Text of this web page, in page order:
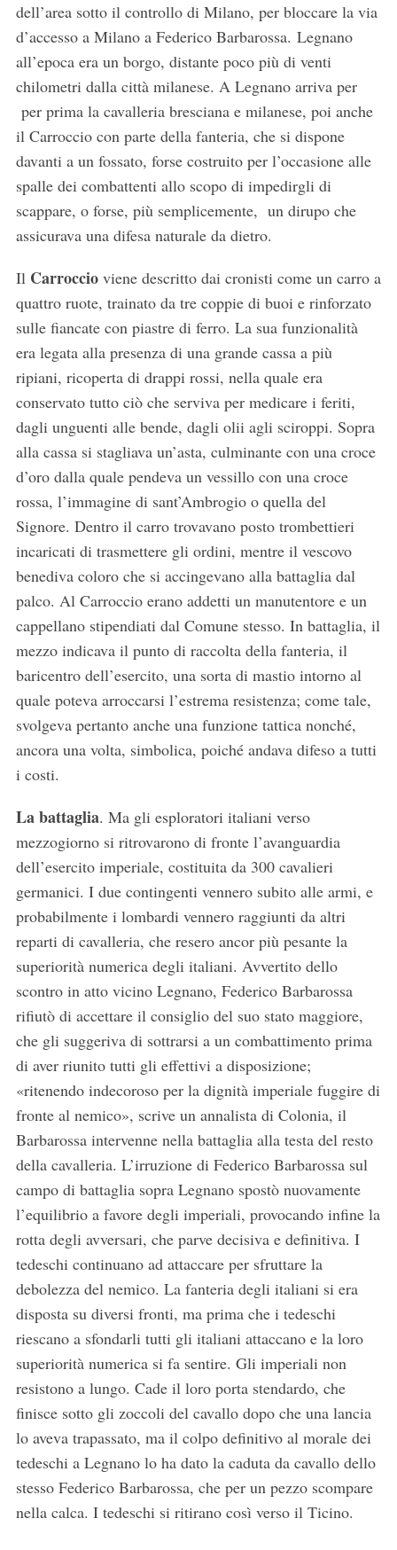
dell’area sotto il controllo di Milano, per bloccare la via
d’accesso a Milano a Federico Barbarossa. Legnano
all’epoca era un borgo, distante poco più di venti
chilometri dalla città milanese. A Legnano arriva per
per prima la cavalleria bresciana e milanese, poi anche
il Carroccio con parte della fanteria, che si dispone
davanti a un fossato, forse costruito per l’occasione alle
spalle dei combattenti allo scopo di impedirgli di
scappare, o forse, più semplicemente, un dirupo che
assicurava una difesa naturale da dietro.
Il Carroccioviene descritto dai cronisti come un carro a
quattro ruote, trainato da tre coppie di buoi e rinforzato
sulle fiancate con piastre di ferro. La sua funzionalità
era legata alla presenza di una grande cassa a più
ripiani, ricoperta di drappi rossi, nella quale era
conservato tutto ciò che serviva per medicare i feriti,
dagli unguenti alle bende, dagli olii agli sciroppi. Sopra
alla cassa si stagliava un’asta, culminante con una croce
d’oro dalla quale pendeva un vessillo con una croce
rossa, l’immagine di sant’Ambrogio o quella del
Signore. Dentro il carro trovavano posto trombettieri
incaricati di trasmettere gli ordini, mentre il vescovo
benediva coloro che si accingevano alla battaglia dal
palco. Al Carroccio erano addetti un manutentore e un
cappellano stipendiati dal Comune stesso. In battaglia, il
mezzo indicava il punto di raccolta della fanteria, il
baricentro dell’esercito, una sorta di mastio intorno al
quale poteva arroccarsi l’estrema resistenza; come tale,
svolgeva pertanto anche una funzione tattica nonché,
ancora una volta, simbolica, poiché andava difeso a tutti
i costi.
La battaglia. Ma gli esploratori italiani verso
mezzogiorno si ritrovarono di fronte l’avanguardia
dell’esercito imperiale, costituita da 300 cavalieri
germanici. I due contingenti vennero subito alle armi, e
probabilmente i lombardi vennero raggiunti da altri
reparti di cavalleria, che resero ancor più pesante la
superiorità numerica degli italiani. Avvertito dello
scontro in atto vicino Legnano, Federico Barbarossa
rifiutò di accettare il consiglio del suo stato maggiore,
che gli suggeriva di sottrarsi a un combattimento prima
di aver riunito tutti gli effettivi a disposizione;
«ritenendo indecoroso per la dignità imperiale fuggire di
fronte al nemico», scrive un annalista di Colonia, il
Barbarossa intervenne nella battaglia alla testa del resto
della cavalleria. L’irruzione di Federico Barbarossa sul
campo di battaglia sopra Legnano spostò nuovamente
l’equilibrio a favore degli imperiali, provocando infine la
rotta degli avversari, che parve decisiva e definitiva. I
tedeschi continuano ad attaccare per sfruttare la
debolezza del nemico. La fanteria degli italiani si era
disposta su diversi fronti, ma prima che i tedeschi
riescano a sfondarli tutti gli italiani attaccano e la loro
superiorità numerica si fa sentire. Gli imperiali non
resistono a lungo. Cade il loro porta stendardo, che
finisce sotto gli zoccoli del cavallo dopo che una lancia
lo aveva trapassato, ma il colpo definitivo al morale dei
tedeschi a Legnano lo ha dato la caduta da cavallo dello
stesso Federico Barbarossa, che per un pezzo scompare
nella calca. I tedeschi si ritirano così verso il Ticino.
e
a
r
f
o
r